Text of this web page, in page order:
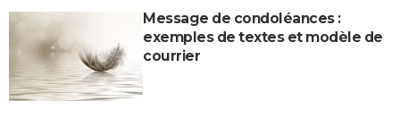
Message de condoléances :
exemples de textes et modèle de
courrier